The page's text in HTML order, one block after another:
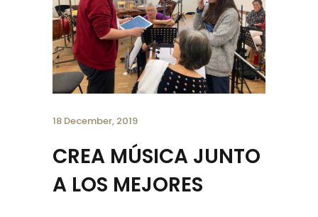
18 December, 2019
CREA MÚSICA JUNTO
A LOS MEJORES